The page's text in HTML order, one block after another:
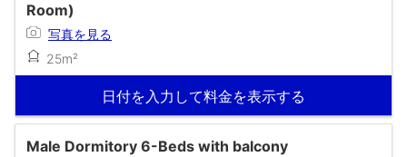
Room)
写真を見る
25m²
日付を入力して料金を表示する
Male Dormitory 6-Beds with balcony